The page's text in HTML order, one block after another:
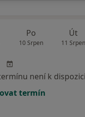
Po
10 Srpen
Út
11 Srpen
není k dispozici
termín